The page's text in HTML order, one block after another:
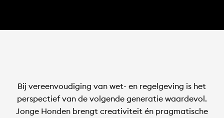
Bij vereenvoudiging van wet- en regelgeving is het
perspectief van de volgende generatie waardevol.
Jonge Honden brengt creativiteit én pragmatische